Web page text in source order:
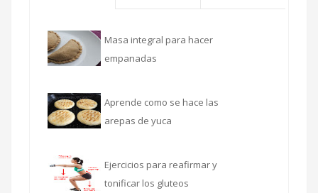
Masa integral para hacer
empanadas
Aprende como se hace las
arepas de yuca
Ejercicios para reafirmar y
tonificar los gluteos